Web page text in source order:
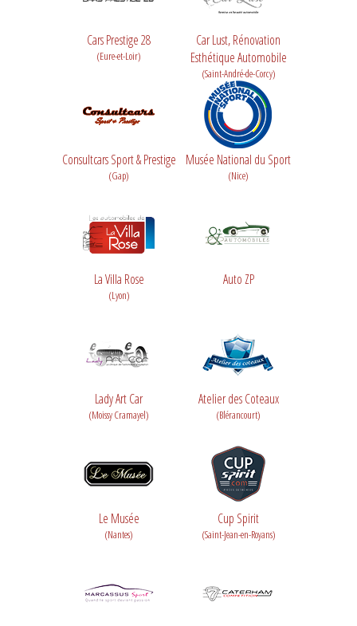
Cars Prestige 28
(Eure-et-Loir)
Car Lust, Rénovation
Esthétique Automobile
(Saint-André-de-Corcy)
Consultcars Sport & Prestige
(Gap)
Musée National du Sport
(Nice)
La Villa Rose
(Lyon)
Auto ZP
Lady Art Car
(Moissy Cramayel)
Atelier des Coteaux
(Blérancourt)
Le Musée
(Nantes)
Cup Spirit
(Saint-Jean-en-Royans)